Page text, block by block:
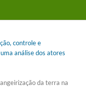
controle e
análise dos atores
da terra na